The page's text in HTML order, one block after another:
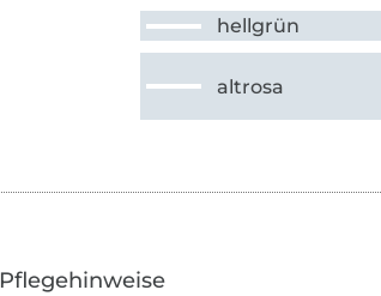
hellgrün
altrosa
Pflegehinweise